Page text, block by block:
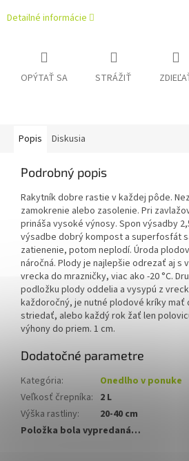
Detailné informácie
OPÝTAŤ SA STRÁŽIŤ
Popis Diskusia
Podrobný popis
Rakytník dobre rastie v každej pôde.
zamokrenie alebo zasolenie. Pri
prináša vysoké výnosy. Spon výsadby
výsadbe dobrý kompost a superfosfát
zatienenie, potom neplodí. Úroda
náročná. Plody je najlepšie odrezať aj s
vrecka do mrazničky, viac ako -20 °C.
podložku plody oddelia a vysypú z
každoročný, je nutné plodové kríky mať
striedať, alebo každý rok žať len
výhony do priem. 1 cm.
Dodatočné parametre
Kategória:
Onedlho v ponuke
Veľkosť črepníka: 2 L
Výška rastliny:
20-40 cm
Položka bola vypredaná…